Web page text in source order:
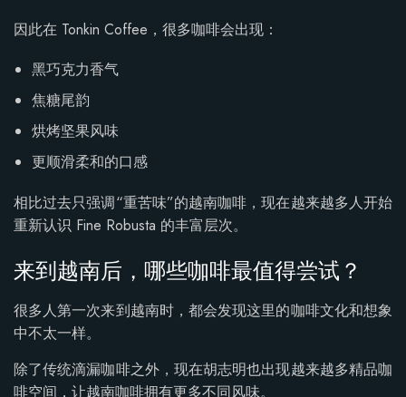
因此在 Tonkin Coffee，很多咖啡会出现：
黑巧克力香气
焦糖尾韵
烘烤坚果风味
更顺滑柔和的口感
相比过去只强调“重苦味”的越南咖啡，现在越来越多人开始
重新认识 Fine Robusta 的丰富层次。
来到越南后，哪些咖啡最值得尝试？
很多人第一次来到越南时，都会发现这里的咖啡文化和想象
中不太一样。
除了传统滴漏咖啡之外，现在胡志明也出现越来越多精品咖
啡空间，让越南咖啡拥有更多不同风味。